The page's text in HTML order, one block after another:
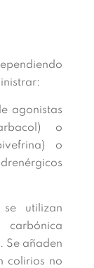
agonistas
o
o
utilizan
Se añaden
colirios no